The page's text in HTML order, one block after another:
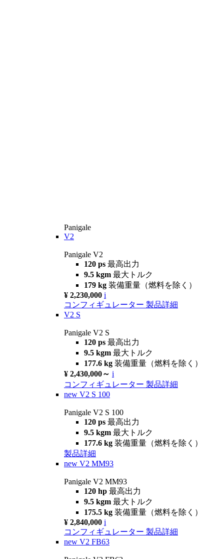
Panigale
V2
Panigale V2
120 ps 最高出力
9.5 kgm 最大トルク
179 kg 装備重量（燃料を除く）
¥ 2,230,000 i
コンフィギュレーター 製品詳細
V2 S
Panigale V2 S
120 ps 最高出力
9.5 kgm 最大トルク
177.6 kg 装備重量（燃料を除く）
¥ 2,430,000～ i
コンフィギュレーター 製品詳細
new V2 S 100
Panigale V2 S 100
120 ps 最高出力
9.5 kgm 最大トルク
177.6 kg 装備重量（燃料を除く）
製品詳細
new V2 MM93
Panigale V2 MM93
120 hp 最高出力
9.5 kgm 最大トルク
175.5 kg 装備重量（燃料を除く）
¥ 2,840,000 i
コンフィギュレーター 製品詳細
new V2 FB63